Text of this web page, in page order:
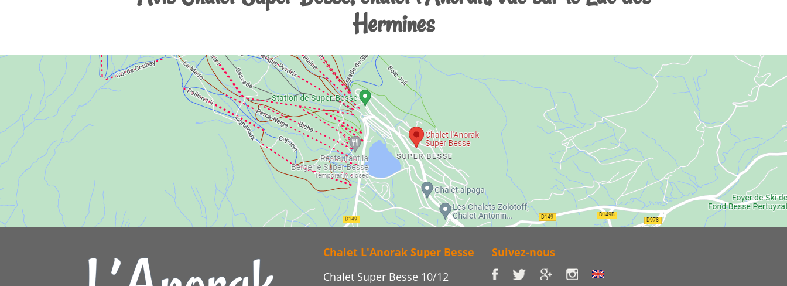
Hermines
Chalet L'Anorak Super Besse
Chalet Super Besse 10/12
Suivez-nous